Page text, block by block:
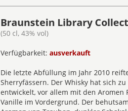
Braunstein Library
(50 cl, 43% vol)
Verfügbarkeit: ausverkauft
Die letzte Abfüllung im Jahr 2010
Sherryfässern. Der Whisky hat sich
entwickelt, vor allem mit den Aromen
Vanille im Vordergrund. Der